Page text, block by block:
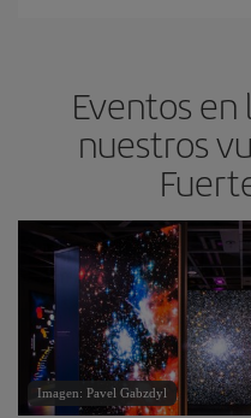
Eventos en
nuestros
Imagen: Pavel Gabzdyl